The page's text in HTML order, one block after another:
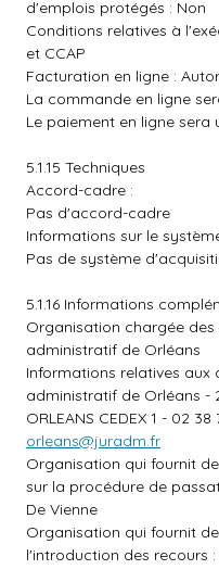
d'emplois protégés : Non
Conditions relatives à
et CCAP
Facturation en ligne :
La commande en ligne
Le paiement en ligne sera
5.1.15 Techniques
Accord-cadre :
Pas d'accord-cadre
Informations sur le
Pas de système
5.1.16 Informations
Organisation chargée
administratif de Orléans
Informations relatives aux
administratif de Orléans -
ORLEANS CEDEX 1 - 02
orleans@juradm.fr
Organisation qui fournit
sur la procédure de
De Vienne
Organisation qui fournit
l'introduction des recours